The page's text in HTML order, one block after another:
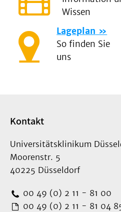
Wissen
Lageplan
So finden Sie
uns
Kontakt
Universitätsklinikum
Moorenstr. 5
40225 Düsseldorf
00 49 (0) 2 11 - 81 00
00 49 (0) 2 11 - 81 04